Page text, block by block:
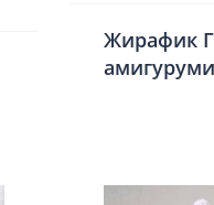
Жирафик
амигуруми